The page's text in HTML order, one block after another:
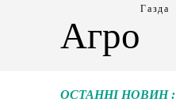
Агро
Газда
ОСТАННІ НОВИН :